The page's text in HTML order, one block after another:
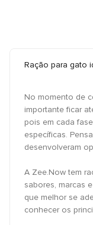
Ração para gato
No momento de
importante ficar
pois em cada
específicas.
desenvolveram
A Zee.Now tem
sabores, marcas
que melhor se
conhecer os